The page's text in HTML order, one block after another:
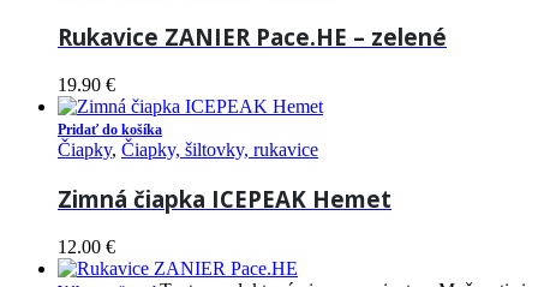
Rukavice ZANIER Pace.HE – zelené
19.90 €
Pridať do košíka
Čiapky, Čiapky, šiltovky, rukavice
Zimná čiapka ICEPEAK Hemet
12.00 €